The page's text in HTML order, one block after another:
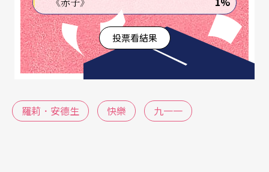
on Ice中，她置足於冰塊間拉小提琴，當她的演出
結束時，冰塊也剛剛融化盡了。
《快樂》的呈現像是一張色彩鮮豔的地毯，由安德
生現場小提琴演奏、口白、和即時處理的電子合成
音樂交織，加上呈現二十六種基本圖樣的燈光效
果，隨著故事和音樂的進行而變化。在愛麗思．杜
投票看結果
羅莉．安德生 快樂 九一一